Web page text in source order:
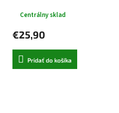
Centrálny sklad
€25,90
Pridať do košíka